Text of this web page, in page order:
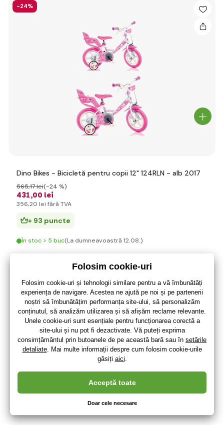
-24%
Dino Bikes - Bicicletă pentru copii 12" 124RLN - alb 2017
431,00 lei
565,17 lei(-24 %)
356,20 lei fără TVA
+ 93 puncte
În stoc > 5 buc(La dumneavoastră 12.08.)